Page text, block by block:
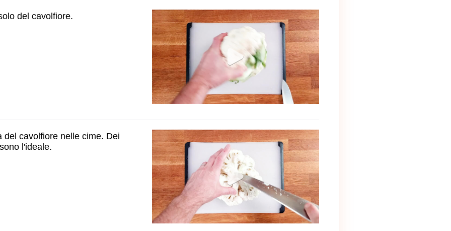
del cavolfiore.
del cavolfiore nelle cime. Dei
l'ideale.